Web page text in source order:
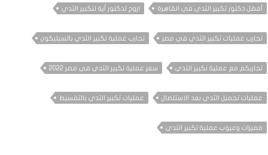
أفضل دكتور تكبير الثدي في القاهرة اروح لدكتور أية لتكبير الثدي
تجارب عمليات تكبير الثدي في مصر تجارب عملية تكبير الثدي بالسيليكون
تجاربكم مع عملية تكبير الثدي سعر عملية تكبير الثدي في مصر 2022
عمليات تجميل الثدي بعد الاستئصال عمليات تكبير الثدي بالتقسيط
مميزات وعيوب عملية تكبير الثدي